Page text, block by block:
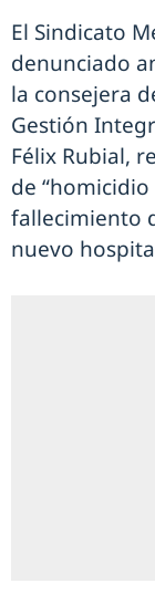
El Sindicato
denunciado
la consejera
Gestión
Félix Rubial,
de
fallecimiento
nuevo